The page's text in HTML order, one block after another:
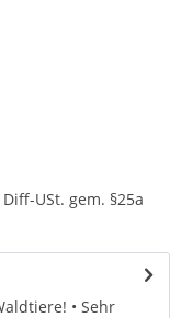
USt. gem. §25a
• Sehr